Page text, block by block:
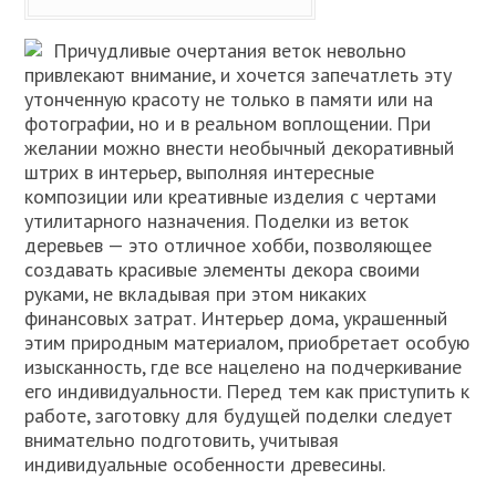
Причудливые очертания веток невольно
привлекают внимание, и хочется запечатлеть эту
утонченную красоту не только в памяти или на
фотографии, но и в реальном воплощении. При
желании можно внести необычный декоративный
штрих в интерьер, выполняя интересные
композиции или креативные изделия с чертами
утилитарного назначения. Поделки из веток
деревьев — это отличное хобби, позволяющее
создавать красивые элементы декора своими
руками, не вкладывая при этом никаких
финансовых затрат. Интерьер дома, украшенный
этим природным материалом, приобретает особую
изысканность, где все нацелено на подчеркивание
его индивидуальности. Перед тем как приступить к
работе, заготовку для будущей поделки следует
внимательно подготовить, учитывая
индивидуальные особенности древесины.